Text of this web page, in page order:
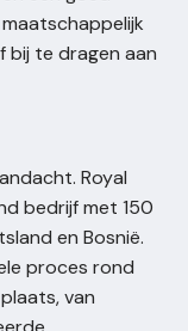
bij te dragen aan
Royal
bedrijf met 150
en Bosnië.
proces rond
van